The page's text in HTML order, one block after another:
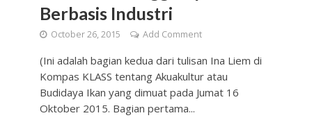
Berbasis Industri
October 26, 2015 Add Comment
(Ini adalah bagian kedua dari tulisan Ina Liem di
Kompas KLASS tentang Akuakultur atau
Budidaya Ikan yang dimuat pada Jumat 16
Oktober 2015. Bagian pertama...